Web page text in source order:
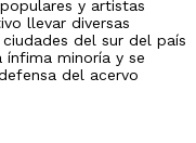
y artistas
llevar diversas
del sur del país
ínfima minoría y se
del acervo